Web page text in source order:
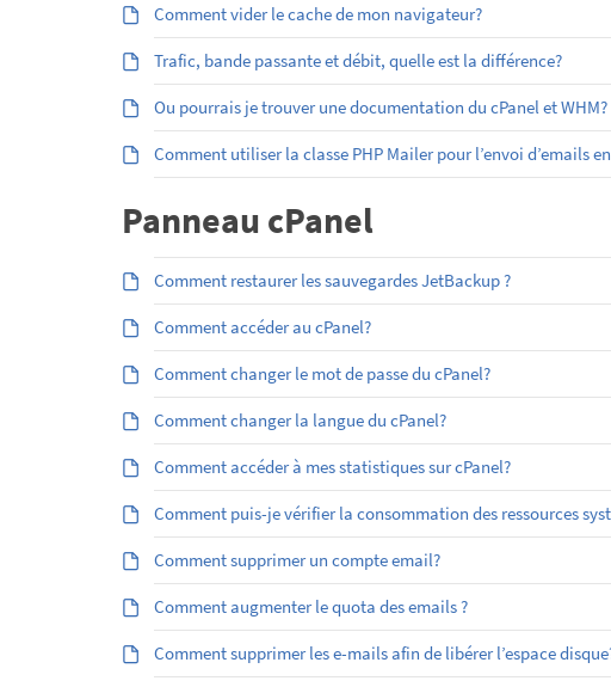
Comment vider le cache de mon navigateur?
Trafic, bande passante et débit, quelle est la différence?
Ou pourrais je trouver une documentation du cPanel et WHM?
Comment utiliser la classe PHP Mailer pour l’envoi d’emails en
Panneau cPanel
Comment restaurer les sauvegardes JetBackup ?
Comment accéder au cPanel?
Comment changer le mot de passe du cPanel?
Comment changer la langue du cPanel?
Comment accéder à mes statistiques sur cPanel?
Comment puis-je vérifier la consommation des ressources
Comment supprimer un compte email?
Comment augmenter le quota des emails ?
Comment supprimer les e-mails afin de libérer l’espace